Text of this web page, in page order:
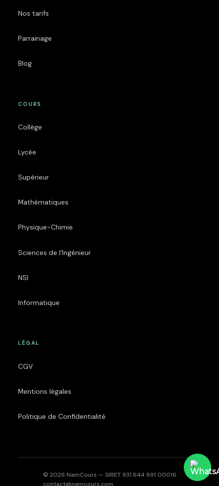
Nos tarifs
Parrainage
Blog
COURS
Collège
Lycée
Supérieur
Mathématiques
Physique-Chimie
Sciences de l'Ingénieur
NSI
Informatique
LÉGAL
CGV
Mentions légales
Politique de Confidentialité
© 2026 NamCours — SIRET 931 644 991 00016
contact@namcours.com